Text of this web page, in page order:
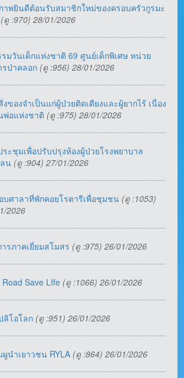
าพยินดีต้อนรับสมาชิกใหม่ของครอบครัวกูรมะ
(ดู :970) 28/01/2026
รมวันเด็กแห่งชาติ 69 ศูนย์เด็กพิเศษ หน่วย
รป่าคลอก (ดู :956) 28/01/2026
งของจำเป็นแก่ผู้ป่วยติดเตียงและผู้ยากไร้ เนื่อง
พ่อแห่งชาติ (ดู :975) 28/01/2026
ระชุมเพื่อปรับปรุงห้องผู้ป่วยโรงพยาบาล
น (ดู :904) 27/01/2026
บศาลาที่พักคอยโรตารีเพื่อชุมชน (ดู :1053)
2026
ารภาคเยี่ยมสโมสร (ดู :975) 26/01/2026
Road Save LIfe (ดู :1066) 26/01/2026
ลิโอโลก (ดู :951) 26/01/2026
ผูนำเยาวชน RYLA (ดู :864) 26/01/2026